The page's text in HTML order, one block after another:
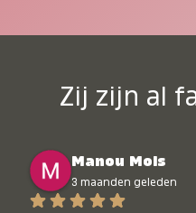
Zij zijn al
Manou Mols
3 maanden geleden